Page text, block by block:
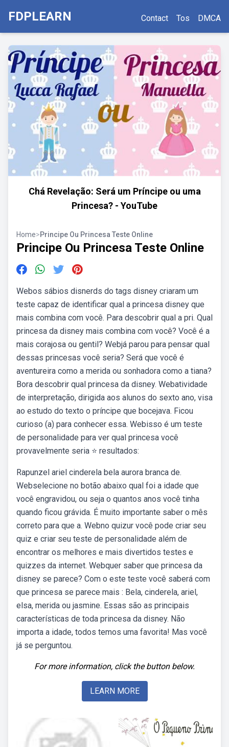
FDPLEARN Contact Tos DMCA
Chá Revelação: Será um Príncipe ou uma
Princesa? - YouTube
Home>Principe Ou Princesa Teste Online
Principe Ou Princesa Teste Online
Webos sábios disnerds do tags disney criaram um
teste capaz de identificar qual a princesa disney que
mais combina com você. Para descobrir qual a pri. Qual
princesa da disney mais combina com você? Você é a
mais corajosa ou gentil? Webjá parou para pensar qual
dessas princesas você seria? Será que você é
aventureira como a merida ou sonhadora como a tiana?
Bora descobrir qual princesa da disney. Webatividade
de interpretação, dirigida aos alunos do sexto ano, visa
ao estudo do texto o príncipe que bocejava. Ficou
curioso (a) para conhecer essa. Webisso é um teste
de personalidade para ver qual princesa você
provavelmente seria ⭐ resultados:
Rapunzel ariel cinderela bela aurora branca de.
Webselecione no botão abaixo qual foi a idade que
você engravidou, ou seja o quantos anos você tinha
quando ficou grávida. É muito importante saber o mês
correto para que a. Webno quizur você pode criar seu
quiz e criar seu teste de personalidade além de
encontrar os melhores e mais divertidos testes e
quizzes da internet. Webquer saber que princesa da
disney se parece? Com o este teste você saberá com
que princesa se parece mais : Bela, cinderela, ariel,
elsa, merida ou jasmine. Essas são as principais
características de toda princesa da disney. Não
importa a idade, todos temos uma favorita! Mas você
já se perguntou.
For more information, click the button below.
LEARN MORE